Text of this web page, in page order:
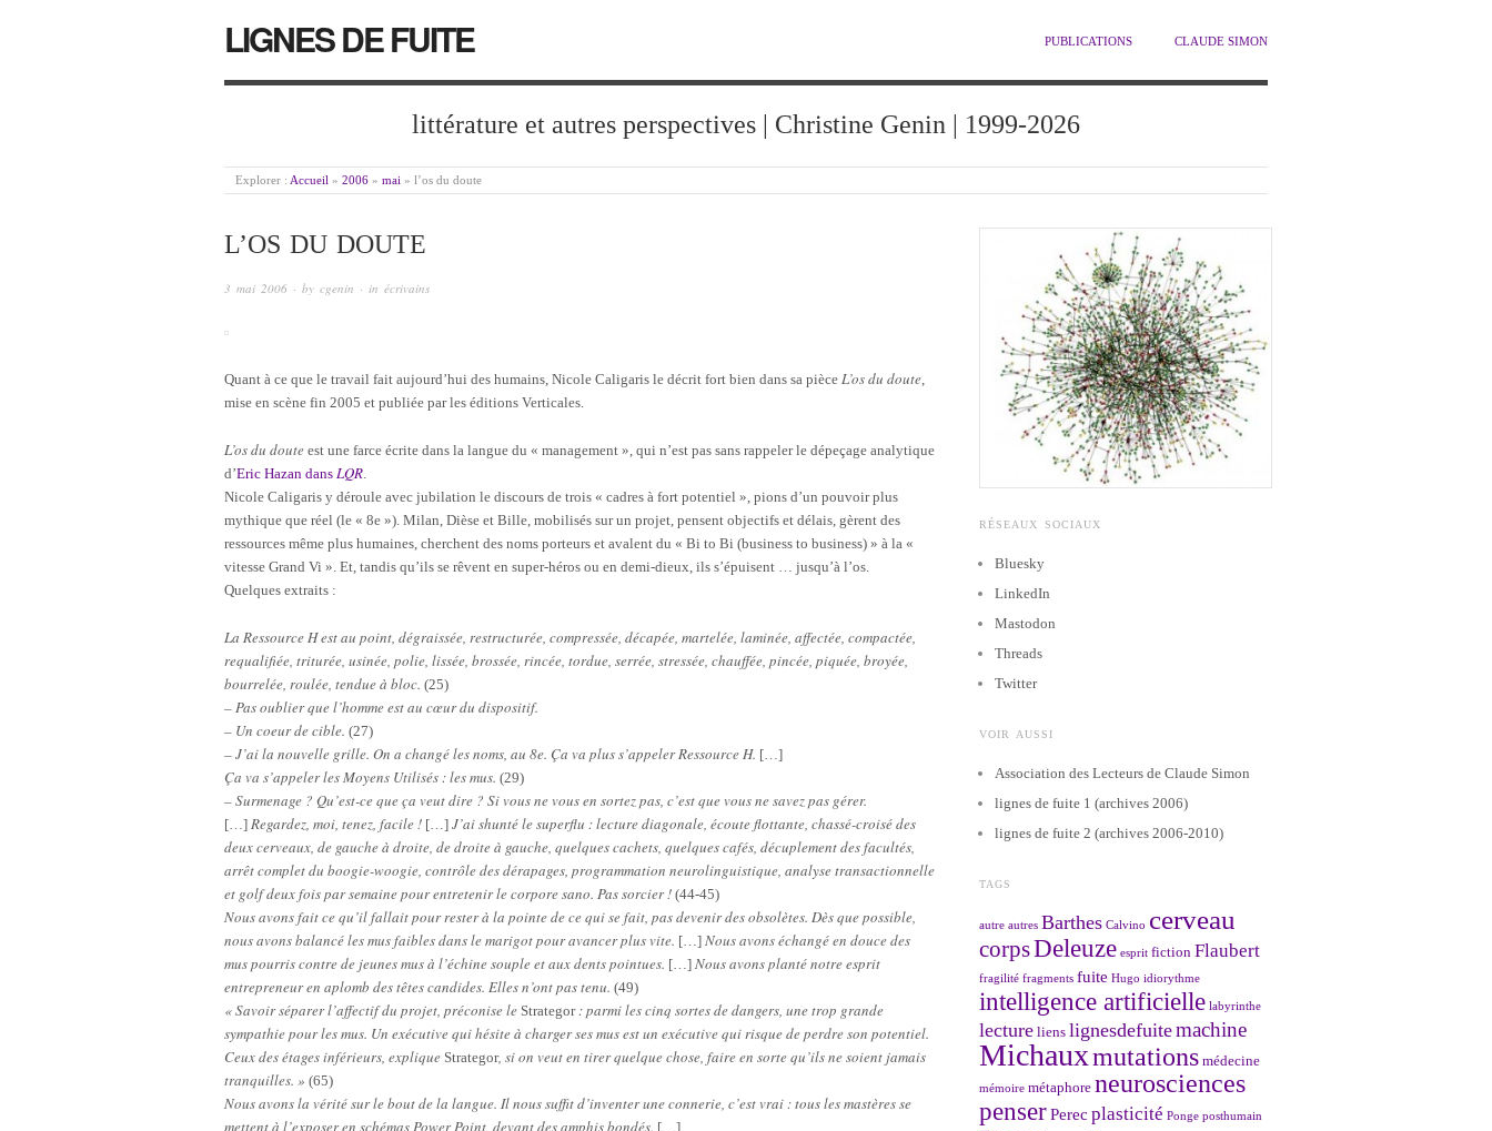
LIGNES DE FUITE PUBLICATIONS CLAUDE SIMON
littérature et autres perspectives | Christine Genin | 1999-2026
Explorer : Accueil » 2006 » mai » l’os du doute
L’OS DU DOUTE
3 mai 2006 · by cgenin · in écrivains
Quant à ce que le travail fait aujourd’hui des humains, Nicole Caligaris le décrit fort bien dans sa pièce L’os du doute
mise en scène fin 2005 et publiée par les éditions Verticales.
L’os du doute est une farce écrite dans la langue du « management », qui n’est pas sans rappeler le dépeçage analytique
d’Eric Hazan dans LQR
Nicole Caligaris y déroule avec jubilation le discours de trois « cadres à fort potentiel », pions d’un pouvoir plus
mythique que réel (le « 8e »). Milan, Dièse et Bille, mobilisés sur un projet, pensent objectifs et délais, gèrent des
ressources même plus humaines, cherchent des noms porteurs et avalent du « Bi to Bi (business to business) » à la «
vitesse Grand Vi ». Et, tandis qu’ils se rêvent en super-héros ou en demi-dieux, ils s’épuisent … jusqu’à l’os.
Quelques extraits :
La Ressource H est au point, dégraissée, restructurée, compressée, décapée, martelée, laminée, affectée, compactée,
requalifiée, triturée, usinée, polie, lissée, brossée, rincée, tordue, serrée, stressée, chauffée, pincée, piquée, broyée,
bourrelée, roulée, tendue à bloc. (25)
– Pas oublier que l’homme est au cœur du dispositif.
– Un coeur de cible. (27)
– J’ai la nouvelle grille. On a changé les noms, au 8e. Ça va plus s’appeler Ressource H. […]
Ça va s’appeler les Moyens Utilisés : les mus. (29)
– Surmenage ? Qu’est-ce que ça veut dire ? Si vous ne vous en sortez pas, c’est que vous ne savez pas gérer.
[…] Regardez, moi, tenez, facile ! […] J’ai shunté le superflu : lecture diagonale, écoute flottante, chassé-croisé des
deux cerveaux, de gauche à droite, de droite à gauche, quelques cachets, quelques cafés, décuplement des facultés,
arrêt complet du boogie-woogie, contrôle des dérapages, programmation neurolinguistique, analyse transactionnelle
et golf deux fois par semaine pour entretenir le corpore sano. Pas sorcier ! (44-45)
Nous avons fait ce qu’il fallait pour rester à la pointe de ce qui se fait, pas devenir des obsolètes. Dès que possible,
nous avons balancé les mus faibles dans le marigot pour avancer plus vite. […] Nous avons échangé en douce des
mus pourris contre de jeunes mus à l’échine souple et aux dents pointues. […] Nous avons planté notre esprit
entrepreneur en aplomb des têtes candides. Elles n’ont pas tenu. (49)
« Savoir séparer l’affectif du projet, préconise le Strategor: parmi les cinq sortes de dangers, une trop grande
sympathie pour les mus. Un exécutive qui hésite à charger ses mus est un exécutive qui risque de perdre son potentiel.
Ceux des étages inférieurs, explique Strategor, si on veut en tirer quelque chose, faire en sorte qu’ils ne soient jamais
tranquilles. » (65)
Nous avons la vérité sur le bout de la langue. Il nous suffit d’inventer une connerie, c’est vrai : tous les mastères se
mettent à l’exposer en schémas Power Point, devant des amphis bondés. […]
RÉSEAUX SOCIAUX
Bluesky
LinkedIn
Mastodon
Threads
Twitter
VOIR AUSSI
Association des Lecteurs de Claude Simon
lignes de fuite 1 (archives 2006)
lignes de fuite 2 (archives 2006-2010)
TAGS
autre autres Barthes Calvino cerveau
corpsDeleuze esprit fiction Flaubert
fragilité fragments fuite Hugo idiorythme
intelligence artificielle labyrinthe
lecture liens lignesdefuitemachine
Michauxmutations médecine
mémoire métaphore neurosciences
penserPerec plasticité Ponge posthumain